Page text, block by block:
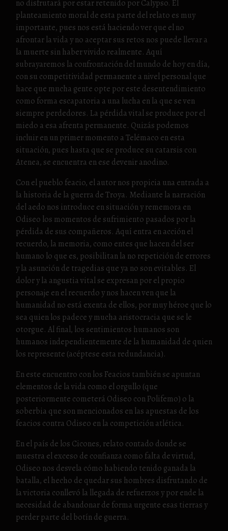
no disfrutará por estar retenido por Calypso. El
planteamiento moral de esta parte del relato es muy
importante, pues nos está haciendo ver que el no
afrontar la vida y no aceptar sus retos nos puede llevar a
la muerte sin haber vivido realmente. Aquí
subrayaremos la confrontación del mundo de hoy en día,
con su competitividad permanente a nivel personal que
hace que mucha gente opte por este desentendimiento
como forma escapatoria a una lucha en la que se ven
siempre perdedores. La pérdida vital se produce por el
miedo a esa afrenta permanente. Quizás podemos
incluir en un primer momento a Telémaco en esta
situación, pues hasta que se produce su catarsis con
Atenea, se encuentra en ese devenir anodino.
Con el pueblo feacio, el autor nos propicia una entrada a
la historia de la guerra de Troya. Mediante la narración
del aedo nos introduce en situación y rememora en
Odiseo los momentos de sufrimiento pasados por la
pérdida de sus compañeros. Aquí entra en acción el
recuerdo, la memoria, como entes que hacen del ser
humano lo que es, posibilitan la no repetición de errores
y la asunción de tragedias que ya no son evitables. El
dolor y la angustia vital se expresan por el propio
personaje en el recuerdo y nos hacen ven que la
humanidad no está exenta de ellos, por muy héroe que lo
sea quien los padece y mucha aristocracia que se le
otorgue. Al final, los sentimientos humanos son
humanos independientemente de la humanidad de quien
los represente (acéptese esta redundancia).
En este encuentro con los Feacios también se apuntan
elementos de la vida como el orgullo (que
posteriormente cometerá Odiseo con Polifemo) o la
soberbia que son mencionados en las apuestas de los
feacios contra Odiseo en la competición atlética.
En el país de los Cicones, relato contado donde se
muestra el exceso de confianza como falta de virtud,
Odiseo nos desvela cómo habiendo tenido ganada la
batalla, el hecho de quedar sus hombres disfrutando de
la victoria conllevó la llegada de refuerzos y por ende la
necesidad de abandonar de forma urgente esas tierras y
perder parte del botín de guerra.